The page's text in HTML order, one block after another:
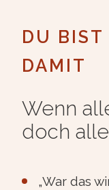
DU
DAMIT
Wenn
doch
„War das